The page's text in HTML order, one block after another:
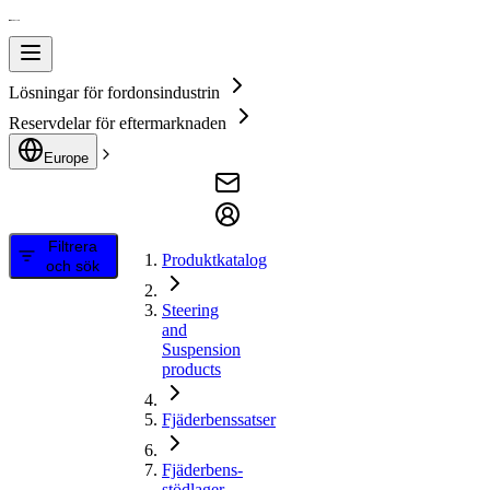
Lösningar för fordonsindustrin
Reservdelar för eftermarknaden
Europe
Filtrera
och sök
Produktkatalog
Steering
and
Suspension
products
Fjäderbenssatser
Fjäderbens-